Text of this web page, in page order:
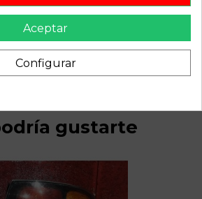
para daewoo lanos 1.4 cat |
gustarte
Aceptar
Configurar